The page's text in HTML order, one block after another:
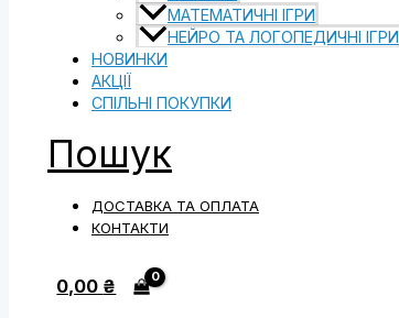
МАТЕМАТИЧНІ ІГРИ
НЕЙРО ТА ЛОГОПЕДИЧНІ ІГРИ
НОВИНКИ
АКЦІЇ
СПІЛЬНІ ПОКУПКИ
Пошук
ДОСТАВКА ТА ОПЛАТА
КОНТАКТИ
0,00 ₴